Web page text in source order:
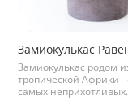
Замиокулькас
Замиокулькас родом
тропической Африки -
самых